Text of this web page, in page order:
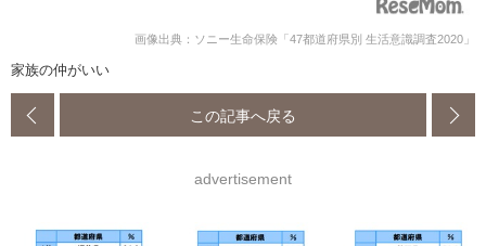
画像出典：ソニー生命保険「47都道府県別 生活意識調査2020」
家族の仲がいい
この記事へ戻る
advertisement